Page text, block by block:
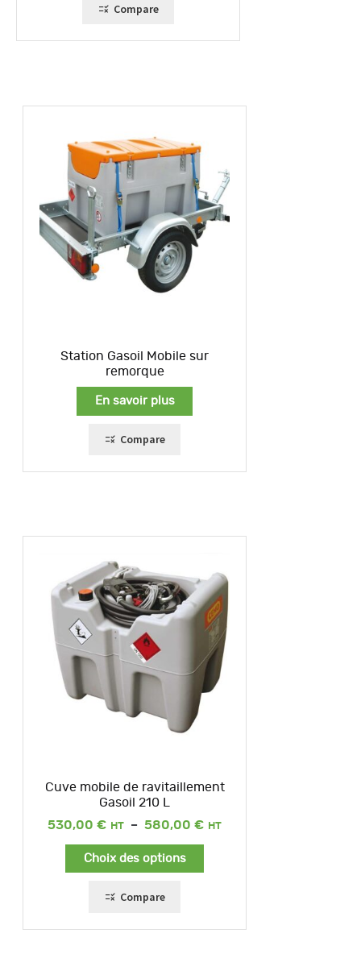
Compare
Station Gasoil Mobile sur
remorque
En savoir plus
Compare
Cuve mobile de ravitaillement
Gasoil 210 L
530,00 € – 580,00 €
Plage
Choix des options
Compare